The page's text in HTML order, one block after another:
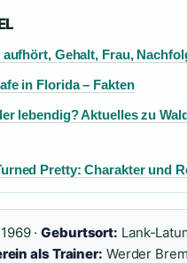
Gehalt, Frau,
in Florida – Fakten
lebendig? Aktuelles zu
Pretty: Charakter und
·Geburtsort: Lank-
als Trainer: Werder